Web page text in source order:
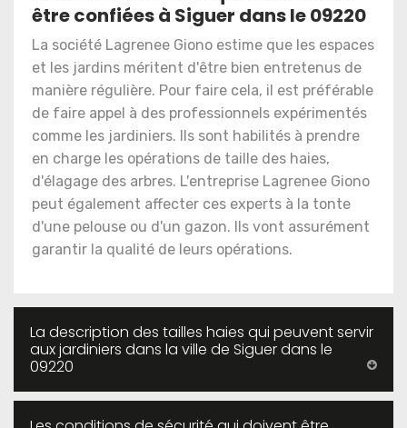
être confiées à Siguer dans le 09220
La société Lagrenee Giono estime que les espaces
et les jardins méritent d'être bien entretenus de
manière régulière. Pour faire cela, il est préférable
de faire appel à des professionnels expérimentés
comme les jardiniers. Ils sont habilités à prendre
en charge les opérations de taille des haies,
d'élagage des arbres. L'entreprise Lagrenee Giono
peut également affecter ces experts à la tonte
d'une pelouse ou d'un gazon. Ils vont assurément
garantir la qualité de leurs opérations.
La description des tailles haies qui peuvent servir
aux jardiniers dans la ville de Siguer dans le
09220